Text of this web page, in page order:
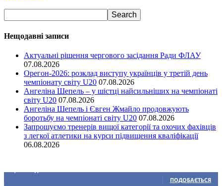
Нещодавні записи
Актуальні рішення чергового засідання Ради ФЛАУ
07.08.2026
Орегон-2026: розклад виступу українців у третій день
чемпіонату світу U20 07.08.2026
Ангеліна Шепель – у шістці найсильніших на чемпіонаті
світу U20 07.08.2026
Ангеліна Шепель і Євген Жмайло продовжують
боротьбу на чемпіонаті світу U20 07.08.2026
Запрошуємо тренерів вищої категорії та охочих фахівців
з легкої атлетики на курси підвищення кваліфікації
06.08.2026
ПОДОБАЄТЬСЯ